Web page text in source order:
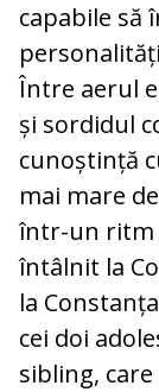
capabile să
Între aerul
și sordidul
cunoștință
mai mare
într-un ritm
întâlnit la
la
cei doi
sibling,